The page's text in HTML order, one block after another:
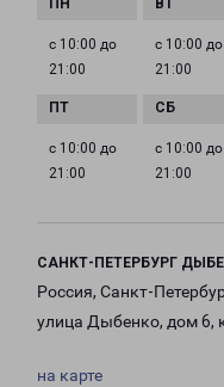
с 10:00 до
21:00
с 10:00 до
21:00
с 10:00 до
21:00
с 10:00 до
21:00
САНКТ-ПЕТЕРБУРГ
Россия, Санкт-
улица Дыбенко, дом 6,
на карте